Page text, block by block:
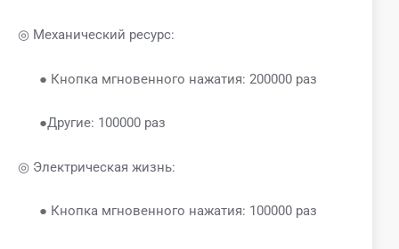
◎ Механический ресурс:
● Кнопка мгновенного нажатия: 200000 раз
●Другие: 100000 раз
◎ Электрическая жизнь:
● Кнопка мгновенного нажатия: 100000 раз